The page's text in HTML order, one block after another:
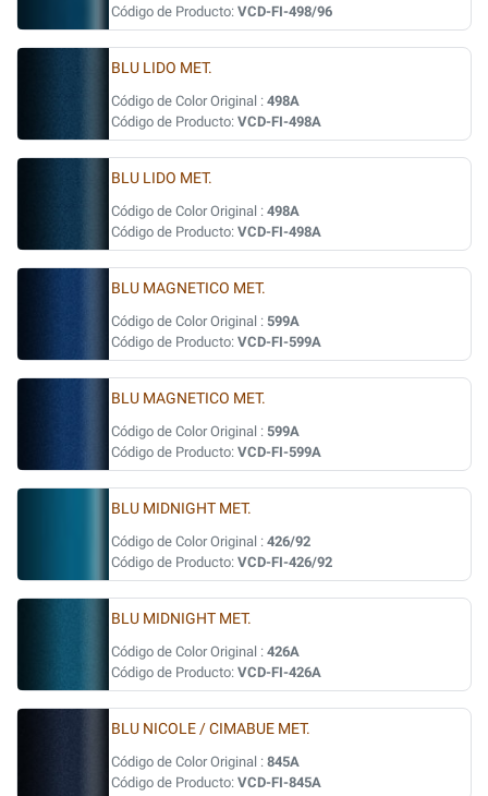
Código de Producto: VCD-FI-498/96
BLU LIDO MET.
Código de Color Original : 498A
Código de Producto: VCD-FI-498A
BLU LIDO MET.
Código de Color Original : 498A
Código de Producto: VCD-FI-498A
BLU MAGNETICO MET.
Código de Color Original : 599A
Código de Producto: VCD-FI-599A
BLU MAGNETICO MET.
Código de Color Original : 599A
Código de Producto: VCD-FI-599A
BLU MIDNIGHT MET.
Código de Color Original : 426/92
Código de Producto: VCD-FI-426/92
BLU MIDNIGHT MET.
Código de Color Original : 426A
Código de Producto: VCD-FI-426A
BLU NICOLE / CIMABUE MET.
Código de Color Original : 845A
Código de Producto: VCD-FI-845A